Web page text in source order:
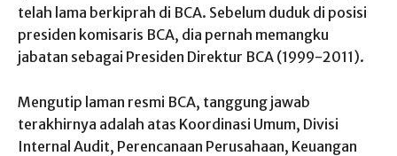
telah lama berkiprah di BCA. Sebelum duduk di posisi
presiden komisaris BCA, dia pernah memangku
jabatan sebagai Presiden Direktur BCA (1999-2011).
Mengutip laman resmi BCA, tanggung jawab
terakhirnya adalah atas Koordinasi Umum, Divisi
Internal Audit, Perencanaan Perusahaan, Keuangan